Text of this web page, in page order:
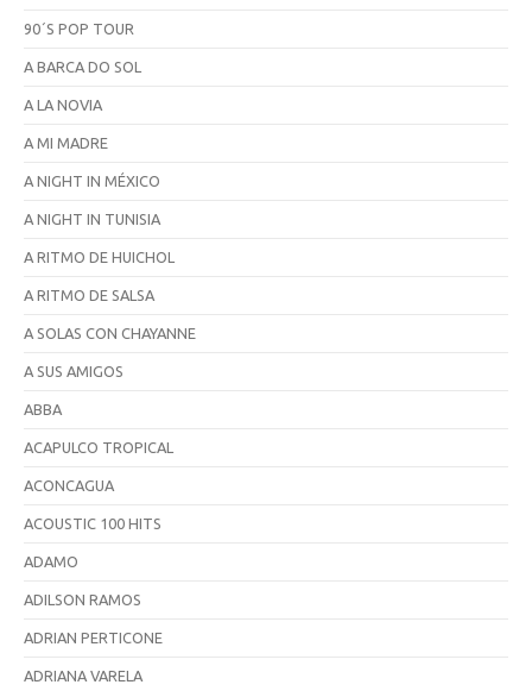
90´S POP TOUR
A BARCA DO SOL
A LA NOVIA
A MI MADRE
A NIGHT IN MÉXICO
A NIGHT IN TUNISIA
A RITMO DE HUICHOL
A RITMO DE SALSA
A SOLAS CON CHAYANNE
A SUS AMIGOS
ABBA
ACAPULCO TROPICAL
ACONCAGUA
ACOUSTIC 100 HITS
ADAMO
ADILSON RAMOS
ADRIAN PERTICONE
ADRIANA VARELA